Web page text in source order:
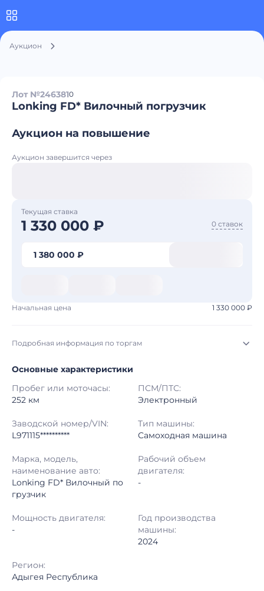
Аукцион
Лот №2463810
Lonking FD* Вилочный погрузчик
Аукцион на повышение
Аукцион завершится через
Текущая ставка
1 330 000 ₽ 0 ставок
1 380 000 ₽
Начальная цена 1 330 000 ₽
Подробная информация по торгам
Начало торгов: 03.08.2026, 08:38 МСК
Конец торгов: 10.08.2026, 08:29 МСК
Тип аукциона: Открытые торги
Шаг торгов: 50 000 ₽
Кол-во ставок:
Регион: Адыгея Республика
Основные характеристики
Пробег или моточасы:
252 км
ПСМ/ПТС:
Электронный
Заводской номер/VIN:
L971115**********
Тип машины:
Самоходная машина
Марка, модель,
наименование авто:
Lonking FD* Вилочный по
грузчик
Рабочий объем
двигателя:
-
Мощность двигателя:
-
Год производства
машины:
2024
Регион:
Адыгея Республика